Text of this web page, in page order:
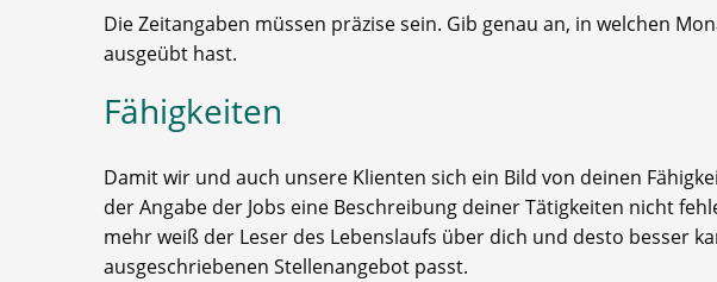
Die Zeitangaben müssen präzise sein. Gib genau an, in welchen
ausgeübt hast.
Fähigkeiten
Damit wir und auch unsere Klienten sich ein Bild von deinen
der Angabe der Jobs eine Beschreibung deiner Tätigkeiten nicht
mehr weiß der Leser des Lebenslaufs über dich und desto besser
ausgeschriebenen Stellenangebot passt.